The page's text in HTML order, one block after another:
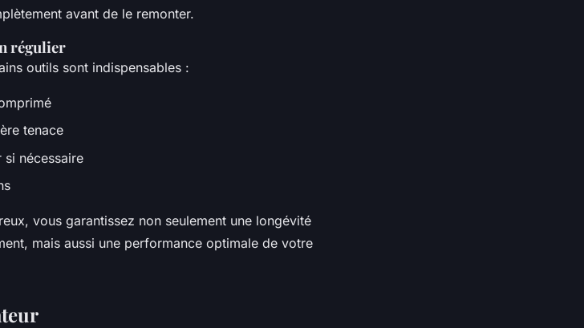
avant de le remonter.
régulier
outils sont indispensables :
tenace
nécessaire
vous garantissez non seulement une longévité
mais aussi une performance optimale de votre